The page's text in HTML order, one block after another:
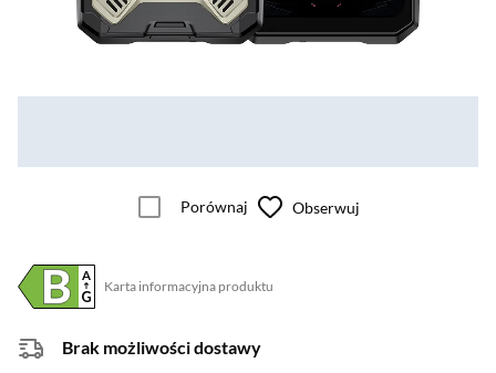
Porównaj Obserwuj
Karta informacyjna produktu
Plik w formacie pdf
(otworzy się w nowym oknie)
Brak możliwości dostawy